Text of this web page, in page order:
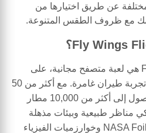
عن طريق اختيارها من
مع ظروف الطقس المتنوعة.
Fly Wings Flight Simulator هي لعبة متصفح مجانية، على
الإنترنت، غير محجوبة، تقدم تجربة طيران غامرة. مع أكثر من 50
طائرة للاختيار من بينها والوصول إلى أكثر من 10,000 مطار
مناظر طبيعية وبيئات مذهلة
وواقعية. مدعومًا من NASA FoilSim 3 وخوارزميات الفيزياء